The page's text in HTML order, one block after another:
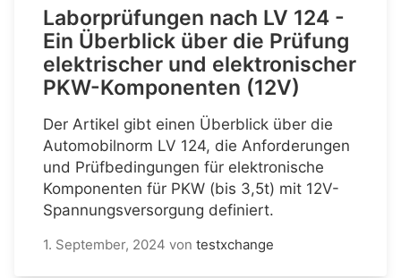
Laborprüfungen nach LV 124 -
Ein Überblick über die Prüfung
elektrischer und elektronischer
PKW-Komponenten (12V)
Der Artikel gibt einen Überblick über die
Automobilnorm LV 124, die Anforderungen
und Prüfbedingungen für elektronische
Komponenten für PKW (bis 3,5t) mit 12V-
Spannungsversorgung definiert.
1. September, 2024 von testxchange